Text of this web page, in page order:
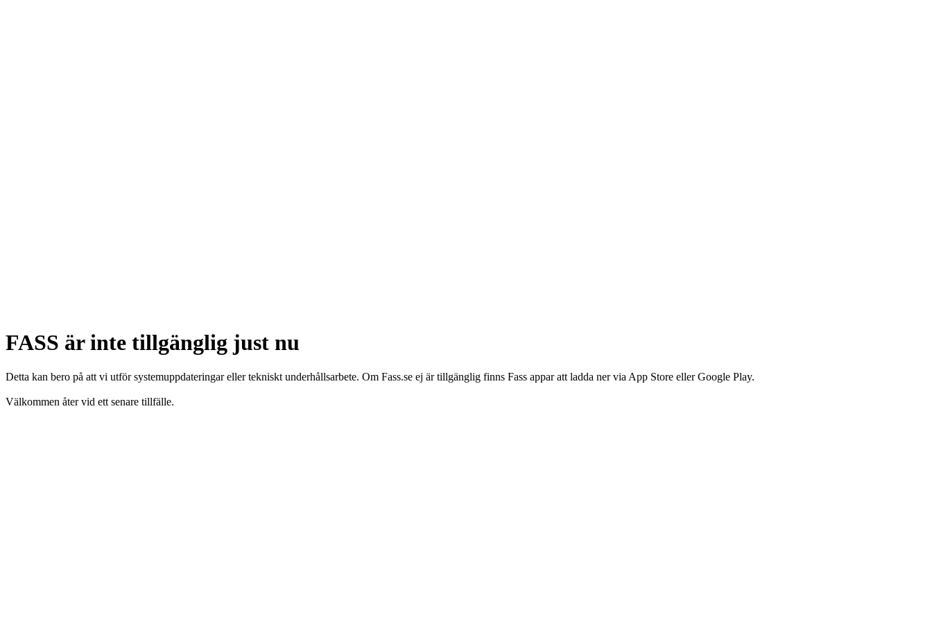
FASS är inte tillgänglig just nu
Detta kan bero på att vi utför systemuppdateringar eller tekniskt underhållsarbete. Om Fass.se ej är tillgänglig finns Fass appar att ladda ner via App Store eller Google Play.
Välkommen åter vid ett senare tillfälle.